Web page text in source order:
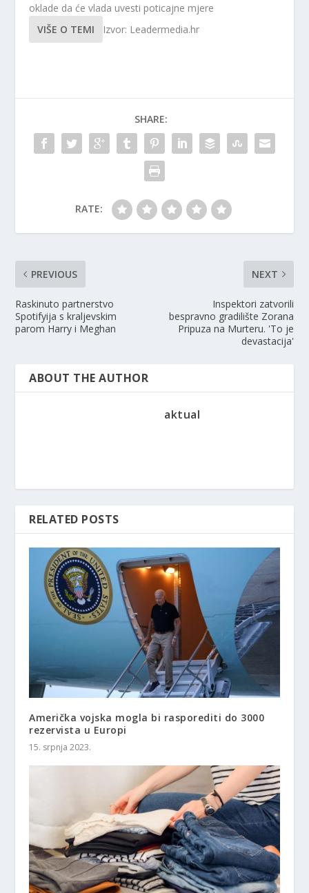
oklade da će vlada uvesti poticajne mjere
VIŠE O TEMI
Izvor: Leadermedia.hr
SHARE:
RATE:
PREVIOUS
Raskinuto partnerstvo
Spotifyija s kraljevskim
parom Harry i Meghan
NEXT
Inspektori zatvorili
bespravno gradilište Zorana
Pripuza na Murteru. 'To je
devastacija'
ABOUT THE AUTHOR
aktual
RELATED POSTS
Američka vojska mogla bi rasporediti do 3000
rezervista u Europi
15. srpnja 2023.